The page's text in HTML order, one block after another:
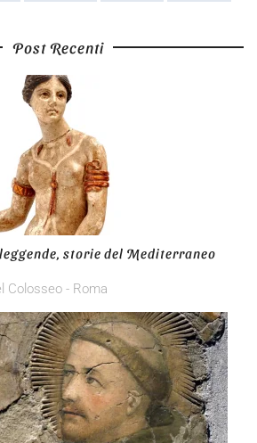
Post Recenti
storie del Mediterraneo
Colosseo - Roma